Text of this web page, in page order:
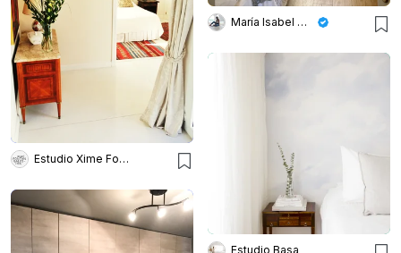
María Isabel Wetzel
Estudio Xime Fontan Balestra
Estudio Basa